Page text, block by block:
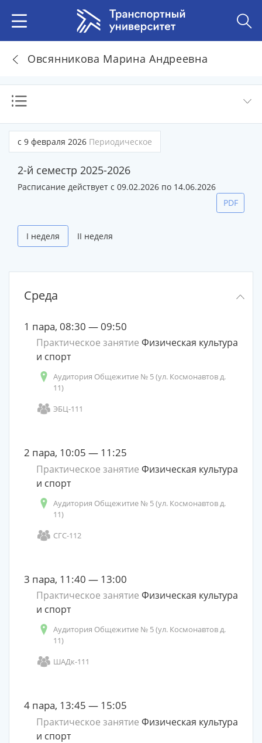
Овсянникова Марина Андреевна
с 9 февраля 2026 Периодическое
2-й семестр 2025-2026
Расписание действует с 09.02.2026 по 14.06.2026
I неделя II неделя
PDF
Среда
1 пара, 08:30 — 09:50
Практическое занятие Физическая культура
и спорт
Аудитория Общежитие № 5 (ул. Космонавтов д.
11)
ЭБЦ-111
2 пара, 10:05 — 11:25
Практическое занятие Физическая культура
и спорт
Аудитория Общежитие № 5 (ул. Космонавтов д.
11)
СГС-112
3 пара, 11:40 — 13:00
Практическое занятие Физическая культура
и спорт
Аудитория Общежитие № 5 (ул. Космонавтов д.
11)
ШАДк-111
4 пара, 13:45 — 15:05
Практическое занятие Физическая культура
и спорт